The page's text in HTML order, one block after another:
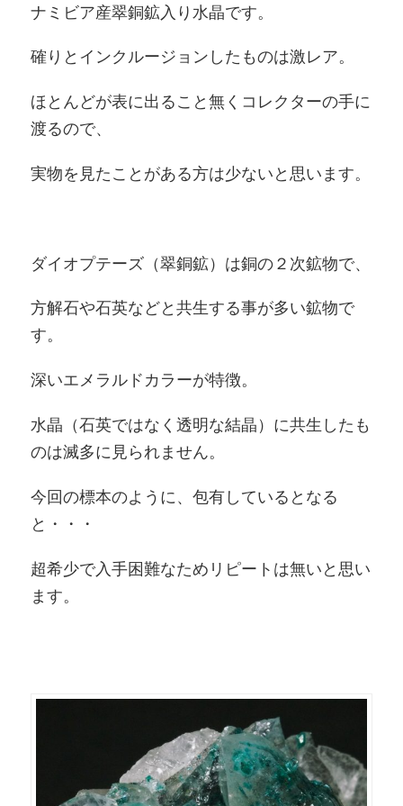
ナミビア産翠銅鉱入り水晶です。
確りとインクルージョンしたものは激レア。
ほとんどが表に出ること無くコレクターの手に
渡るので、
実物を見たことがある方は少ないと思います。
ダイオプテーズ（翠銅鉱）は銅の２次鉱物で、
方解石や石英などと共生する事が多い鉱物で
す。
深いエメラルドカラーが特徴。
水晶（石英ではなく透明な結晶）に共生したも
のは滅多に見られません。
今回の標本のように、包有しているとなる
と・・・
超希少で入手困難なためリピートは無いと思い
ます。